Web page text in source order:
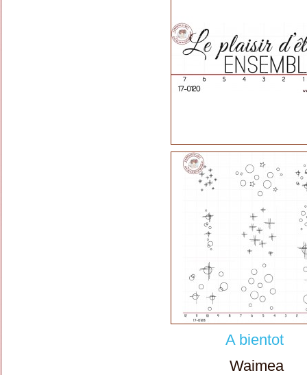
A bientot
Waimea